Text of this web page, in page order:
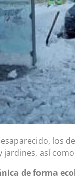
los
así
de forma